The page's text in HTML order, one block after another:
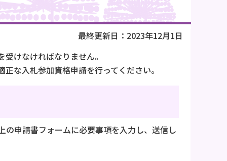
最終更新日：2023年12月1日
けなければなりません。
な入札参加資格申請を行ってください。
の申請書フォームに必要事項を入力し、送信し